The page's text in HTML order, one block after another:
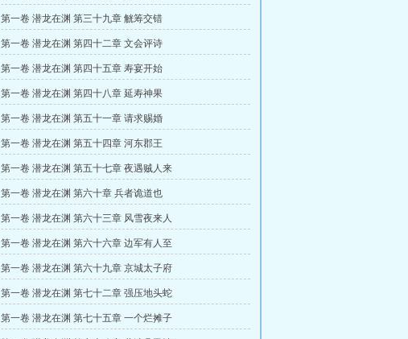
第一卷 潜龙在渊 第三十九章 觥筹交错
第一卷 潜龙在渊 第四十二章 文会评诗
第一卷 潜龙在渊 第四十五章 寿宴开始
第一卷 潜龙在渊 第四十八章 延寿神果
第一卷 潜龙在渊 第五十一章 请求赐婚
第一卷 潜龙在渊 第五十四章 河东郡王
第一卷 潜龙在渊 第五十七章 夜遇贼人来
第一卷 潜龙在渊 第六十章 兵者诡道也
第一卷 潜龙在渊 第六十三章 风雪夜来人
第一卷 潜龙在渊 第六十六章 边军有人至
第一卷 潜龙在渊 第六十九章 京城太子府
第一卷 潜龙在渊 第七十二章 强压地头蛇
第一卷 潜龙在渊 第七十五章 一个烂摊子